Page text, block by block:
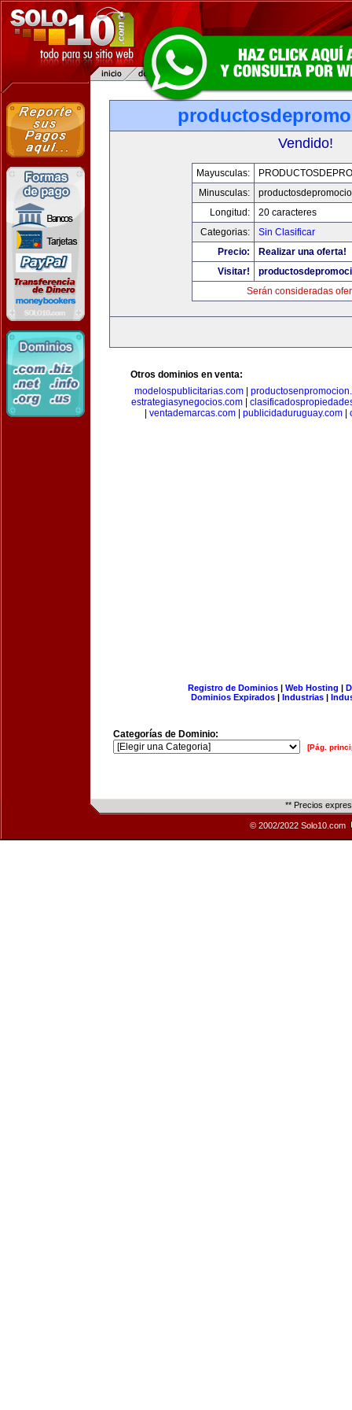
Vendido!
Mayusculas:
Minusculas:
Longitud:
20 caracteres
Categorias:
Sin Clasificar
Precio:
Realizar una oferta!
Visitar!
Serán consideradas
Otros dominios en venta:
modelospublicitarias.com
estrategiasynegocios.com|
ventademarcas.com publicidaduruguay.com
Registro de Dominios| Web Hosting |
Dominios Expirados | Industrias |
Categorías de Dominio:
[Pág.
** Precios
© 2002/2022 Solo10.com